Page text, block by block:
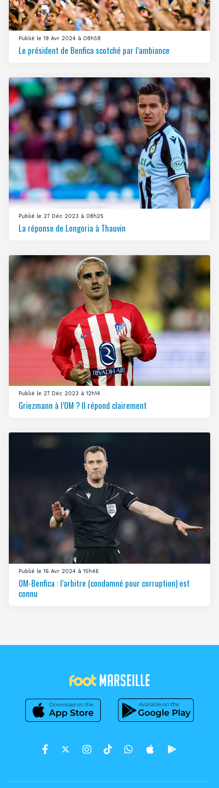
Publié le 19 Avr 2024 à 08h58
Le président de Benfica scotché par l’ambiance
Publié le 27 Déc 2023 à 08h25
La réponse de Longoria à Thauvin
Publié le 27 Déc 2023 à 12h14
Griezmann à l’OM ? Il répond clairement
Publié le 16 Avr 2024 à 15h46
OM-Benfica : l’arbitre (condamné pour corruption) est
connu